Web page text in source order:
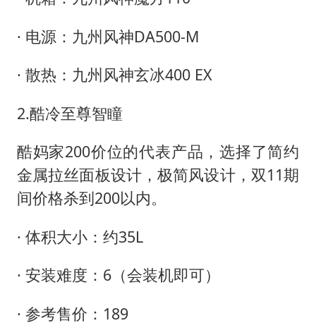
· 电源：九州风神DA500-M
· 散热：九州风神玄冰400 EX
2.酷冷至尊智瞳
酷妈家200价位的代表产品，选择了简约
金属拉丝面板设计，极简风设计，双11期
间价格杀到200以内。
· 体积大小：约35L
· 安装难度：6（会装机即可）
· 参考售价：189